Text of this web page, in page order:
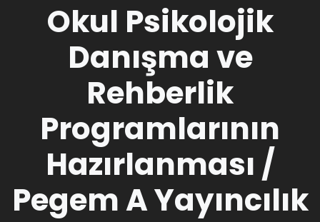
Okul Psikolojik
Danışma ve
Rehberlik
Programlarının
Hazırlanması /
Pegem A Yayıncılık